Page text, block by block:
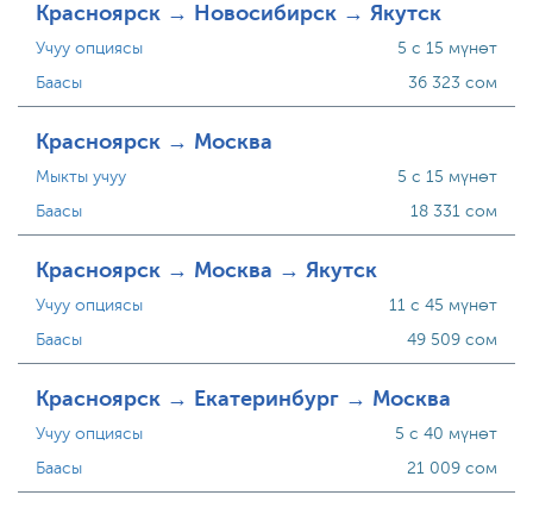
Красноярск → Новосибирск → Якутск
Учуу опциясы
Баасы
5 с 15 мүнөт
36 323 сом
Красноярск → Москва
Мыкты учуу
Баасы
5 с 15 мүнөт
18 331 сом
Красноярск → Москва → Якутск
Учуу опциясы
Баасы
11 с 45 мүнөт
49 509 сом
Красноярск → Екатеринбург → Москва
Учуу опциясы
Баасы
5 с 40 мүнөт
21 009 сом